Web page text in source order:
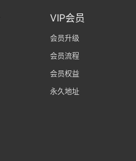
VIP会员
会员升级
会员流程
会员权益
永久地址